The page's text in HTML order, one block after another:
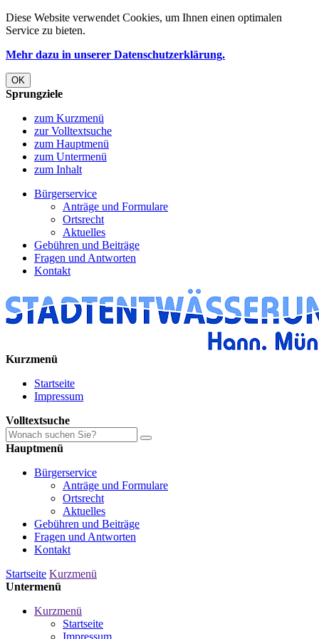
Diese Website verwendet Cookies, um Ihnen einen optimalen
Service zu bieten.
Mehr dazu in unserer Datenschutzerklärung.
OK
Sprungziele
zum Kurzmenü
zur Volltextsuche
zum Hauptmenü
zum Untermenü
zum Inhalt
Bürgerservice
Anträge und ­Formulare
Ortsrecht
Aktuelles
Gebühren und ­­­­Beiträge
Fragen und­ ­Antworten
Kontakt
Kurzmenü
Startseite
Impressum
Volltextsuche
Hauptmenü
Bürgerservice
Anträge und ­Formulare
Ortsrecht
Aktuelles
Gebühren und ­­­­Beiträge
Fragen und­ ­Antworten
Kontakt
Startseite Kurzmenü
Untermenü
Kurzmenü
Startseite
Impressum